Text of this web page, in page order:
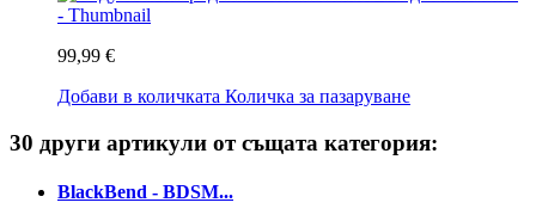
99,99 €
Добави в количката Количка за пазаруване
30 други артикули от същата категория:
BlackBend - BDSM...